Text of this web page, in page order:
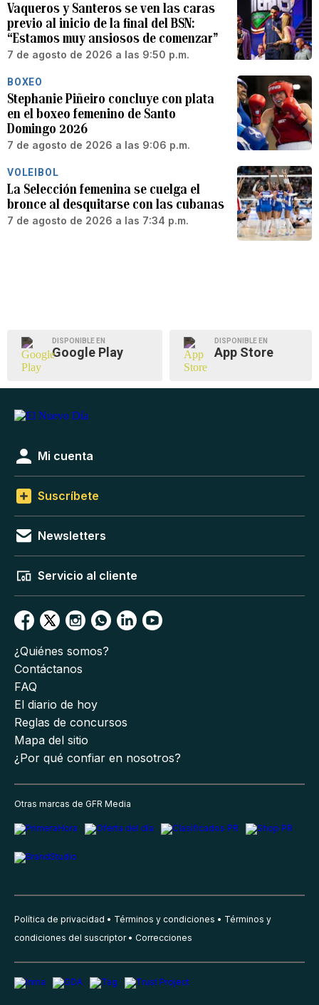
Vaqueros y Santeros se ven las caras
previo al inicio de la final del BSN:
“Estamos muy ansiosos de comenzar”
7 de agosto de 2026 a las 9:50 p.m.
BOXEO
Stephanie Piñeiro concluye con plata
en el boxeo femenino de Santo
Domingo 2026
7 de agosto de 2026 a las 9:06 p.m.
VOLEIBOL
La Selección femenina se cuelga el
bronce al desquitarse con las cubanas
7 de agosto de 2026 a las 7:34 p.m.
DISPONIBLE EN
Google Play
DISPONIBLE EN
App Store
Mi cuenta
Suscríbete
Newsletters
Servicio al cliente
¿Quiénes somos?
Contáctanos
FAQ
El diario de hoy
Reglas de concursos
Mapa del sitio
¿Por qué confiar en nosotros?
Otras marcas de GFR Media
Política de privacidad Términos y condiciones
Términos y
condiciones del suscriptor
Correcciones